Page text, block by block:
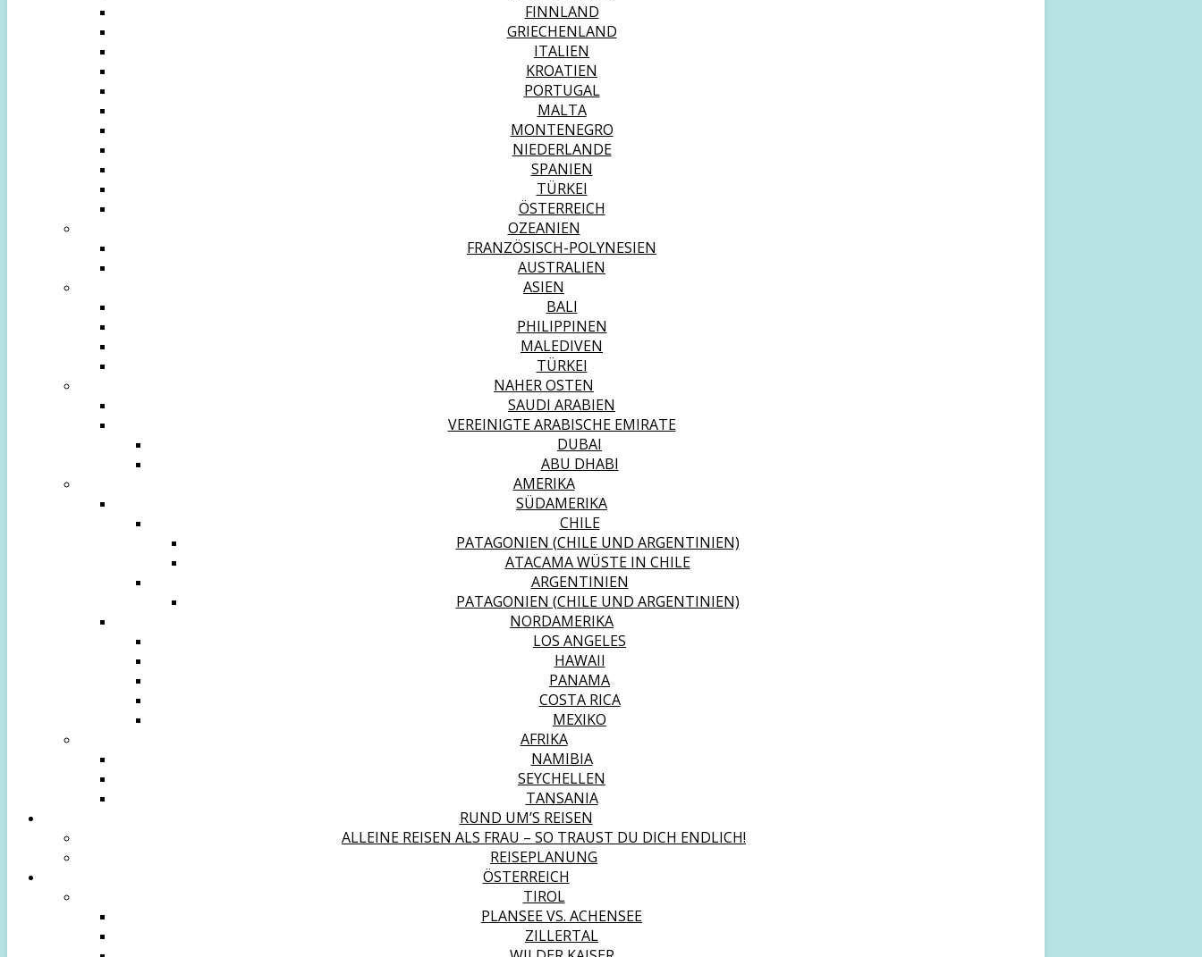
FINNLAND
GRIECHENLAND
ITALIEN
KROATIEN
PORTUGAL
MALTA
MONTENEGRO
NIEDERLANDE
SPANIEN
TÜRKEI
ÖSTERREICH
OZEANIEN
FRANZÖSISCH-POLYNESIEN
AUSTRALIEN
ASIEN
BALI
PHILIPPINEN
MALEDIVEN
TÜRKEI
NAHER OSTEN
SAUDI ARABIEN
VEREINIGTE ARABISCHE EMIRATE
DUBAI
ABU DHABI
AMERIKA
SÜDAMERIKA
CHILE
PATAGONIEN (CHILE UND ARGENTINIEN)
ATACAMA WÜSTE IN CHILE
ARGENTINIEN
PATAGONIEN (CHILE UND ARGENTINIEN)
NORDAMERIKA
LOS ANGELES
HAWAII
PANAMA
COSTA RICA
MEXIKO
AFRIKA
NAMIBIA
SEYCHELLEN
TANSANIA
RUND UM’S REISEN
ALLEINE REISEN ALS FRAU – SO TRAUST DU DICH ENDLICH!
REISEPLANUNG
ÖSTERREICH
TIROL
PLANSEE VS. ACHENSEE
ZILLERTAL